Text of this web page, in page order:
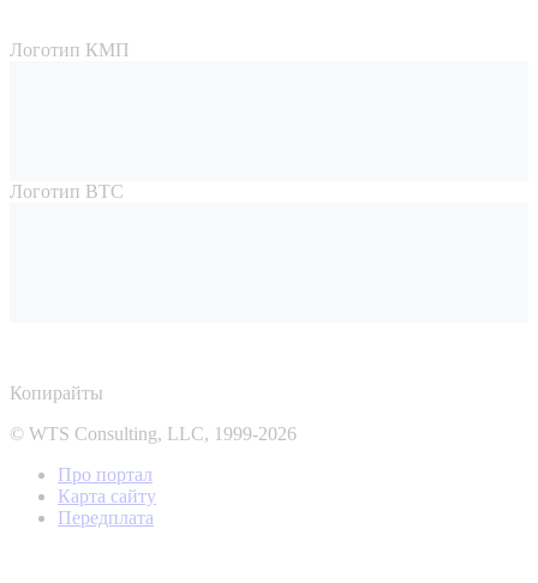
Логотип КМП
Логотип ВТС
Копирайты
© WTS Consulting, LLC, 1999-2026
Про портал
Карта сайту
Передплата